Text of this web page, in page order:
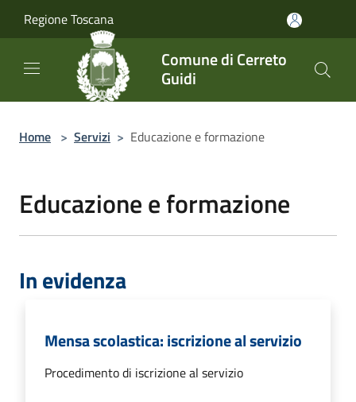
Regione Toscana
Comune di Cerreto
Guidi
Home > Servizi > Educazione e formazione
Educazione e formazione
In evidenza
Mensa scolastica: iscrizione al servizio
Procedimento di iscrizione al servizio